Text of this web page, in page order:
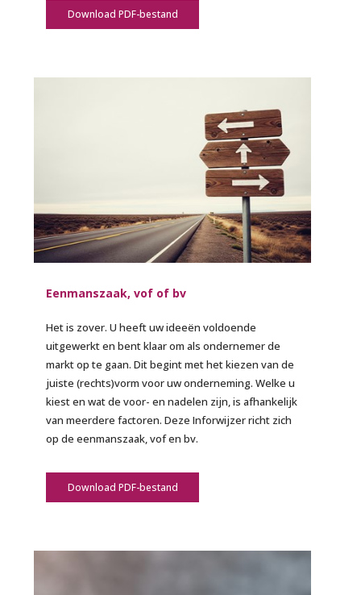
Download PDF-bestand
Eenmanszaak, vof of bv
Het is zover. U heeft uw ideeën voldoende
uitgewerkt en bent klaar om als ondernemer de
markt op te gaan. Dit begint met het kiezen van de
juiste (rechts)vorm voor uw onderneming. Welke u
kiest en wat de voor- en nadelen zijn, is afhankelijk
van meerdere factoren. Deze Inforwijzer richt zich
op de eenmanszaak, vof en bv.
Download PDF-bestand